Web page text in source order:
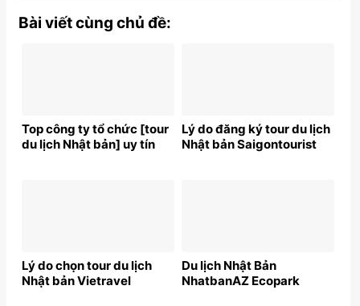
Bài viết cùng chủ đề:
Top công ty tổ chức [tour
du lịch Nhật bản] uy tín
Lý do đăng ký tour du lịch
Nhật bản Saigontourist
Lý do chọn tour du lịch
Nhật bản Vietravel
Du lịch Nhật Bản
NhatbanAZ Ecopark